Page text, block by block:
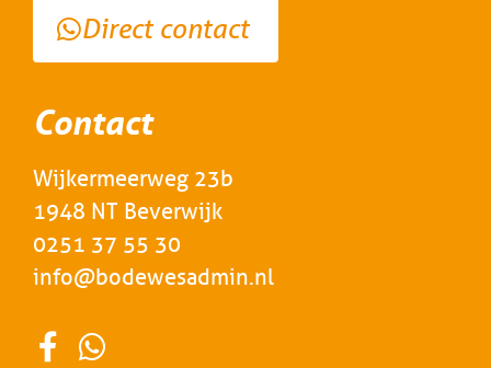
Direct contact
Contact
Wijkermeerweg 23b
1948 NT Beverwijk
0251 37 55 30
info@bodewesadmin.nl